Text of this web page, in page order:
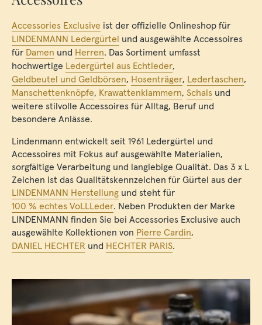
Accessories Exclusive ist der offizielle Onlineshop für
LINDENMANN Ledergürtel und ausgewählte Accessoires
für Damen und Herren. Das Sortiment umfasst
hochwertige Ledergürtel aus Echtleder,
Geldbeutel und Geldbörsen, Hosenträger, Ledertaschen,
Manschettenknöpfe, Krawattenklammern, Schals und
weitere stilvolle Accessoires für Alltag, Beruf und
besondere Anlässe.
Lindenmann entwickelt seit 1961 Ledergürtel und
Accessoires mit Fokus auf ausgewählte Materialien,
sorgfältige Verarbeitung und langlebige Qualität. Das 3 x L
Zeichen ist das Qualitätskennzeichen für Gürtel aus der
LINDENMANN Herstellung und steht für
100 % echtes VoLLLeder. Neben Produkten der Marke
LINDENMANN finden Sie bei Accessories Exclusive auch
ausgewählte Kollektionen von Pierre Cardin,
DANIEL HECHTER und HECHTER PARIS.